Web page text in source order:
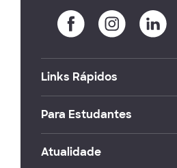
Links Rápidos
Para Estudantes
Atualidade